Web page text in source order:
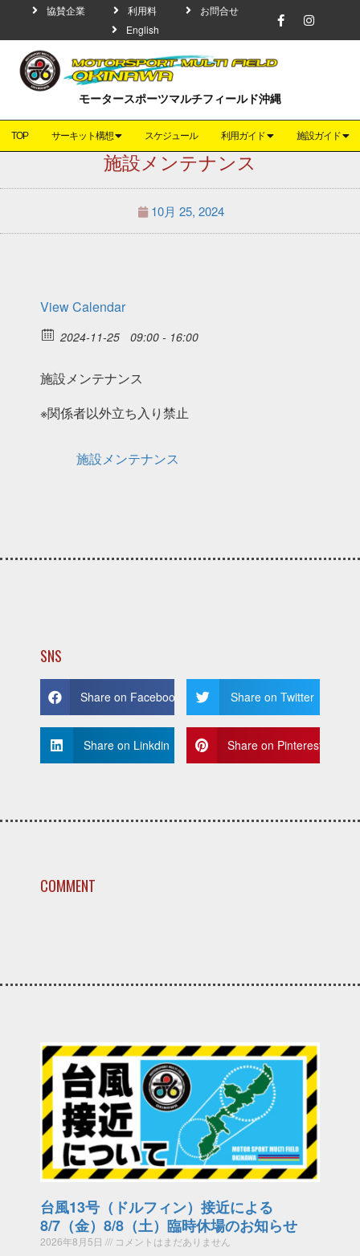
協賛企業 利用料
お問合せ
English
モータースポーツマルチフィールド沖縄
TOP サーキット構想 スケジュール 利用ガイド 施設ガイド
施設メンテナンス
10月 25, 2024
View Calendar
2024-11-25 09:00 - 16:00
施設メンテナンス
※関係者以外立ち入り禁止
施設メンテナンス
SNS
Share on Facebook Share on Twitter
Share on Linkdin Share on Pinterest
COMMENT
台風13号（ドルフィン）接近による
8/7（金）8/8（土）臨時休場のお知らせ
2026年8月5日 コメントはまだありません